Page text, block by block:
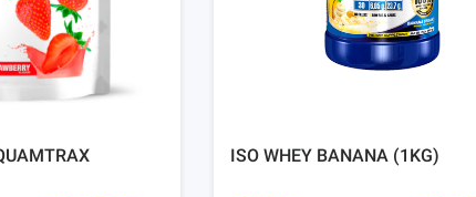
ISO WHEY BANANA (1KG)